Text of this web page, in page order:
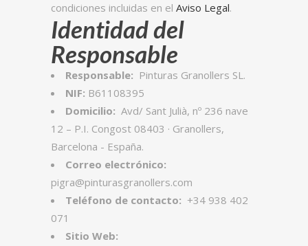
condiciones incluidas en el Aviso Legal.
Identidad del
Responsable
Responsable: Pinturas Granollers SL.
NIF: B61108395
Domicilio: Avd/ Sant Julià, nº 236 nave
12 – P.I. Congost 08403 · Granollers,
Barcelona - España.
Correo electrónico:
pigra@pinturasgranollers.com
Teléfono de contacto: +34 938 402
071
Sitio Web: